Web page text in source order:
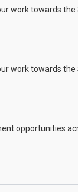
work towards the
work towards the
opportunities